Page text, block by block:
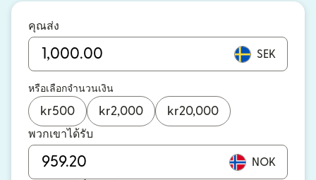
คุณส่ง
SEK
หรือเลือกจำนวนเงิน
kr500 kr2,000 kr20,000
พวกเขาได้รับ
NOK